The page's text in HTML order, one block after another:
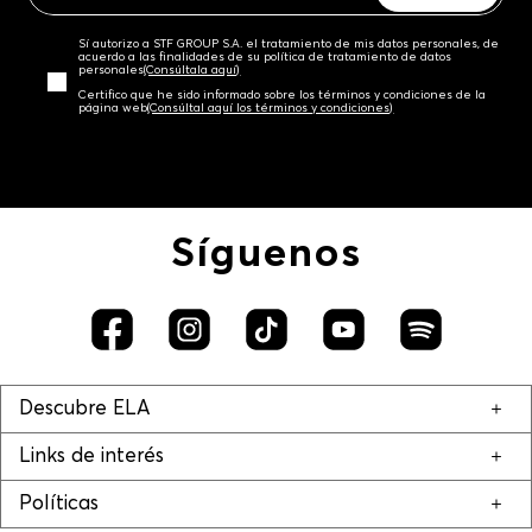
Sí autorizo a STF GROUP S.A. el tratamiento de mis datos personales, de
acuerdo a las finalidades de su política de tratamiento de datos
personales‎(Consúltala aquí)
Certifico que he sido informado sobre los términos y condiciones de la
página web‎(Consúltal aquí los términos y condiciones)
Síguenos
Descubre ELA
Links de interés
Políticas